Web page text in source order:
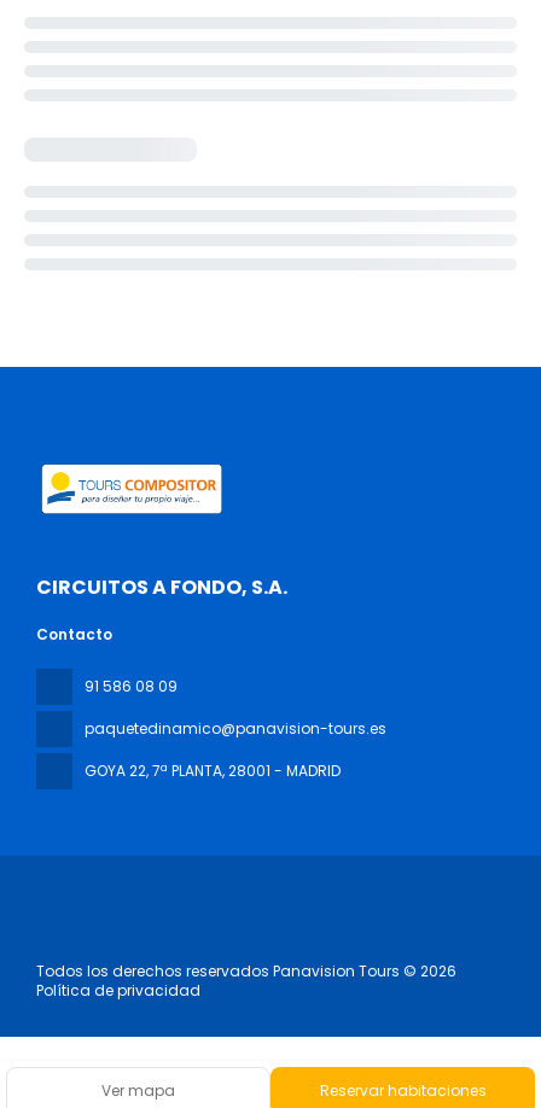
Ver mapa Reservar habitaciones
CIRCUITOS A FONDO, S.A.
Contacto
91 586 08 09
paquetedinamico@panavision-tours.es
GOYA 22, 7ª PLANTA, 28001 - MADRID
Todos los derechos reservados Panavision Tours © 2026
Política de privacidad